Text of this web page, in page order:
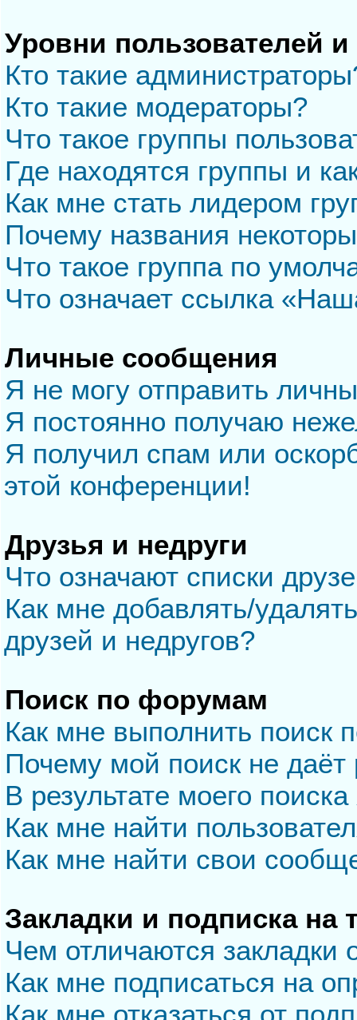
Уровни пользователей
Кто такие
Кто такие модераторы?
Что такое группы
Где находятся группы и
Как мне стать лидером
Почему названия
Что такое группа по
Что означает ссылка
Личные сообщения
Я не могу отправить
Я постоянно получаю
Я получил спам или
этой конференции!
Друзья и недруги
Что означают списки
Как мне добавлять/
друзей и недругов?
Поиск по форумам
Как мне выполнить
Почему мой поиск не даёт
В результате моего
Как мне найти
Как мне найти свои
Закладки и подписка на
Чем отличаются закладки
Как мне подписаться на